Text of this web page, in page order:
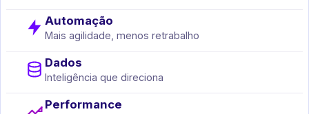
Automação
Mais agilidade, menos retrabalho
Dados
Inteligência que direciona
Performance